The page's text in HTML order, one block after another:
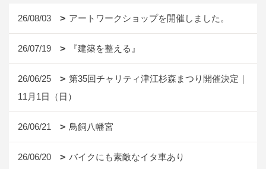
26/08/03 アートワークショップを開催しました。
26/07/19 『建築を整える』
26/06/25
第35回チャリティ津江杉森まつり開催決定｜
11月1日（日）
26/06/21 鳥飼八幡宮
26/06/20 バイクにも素敵なイタ車あり